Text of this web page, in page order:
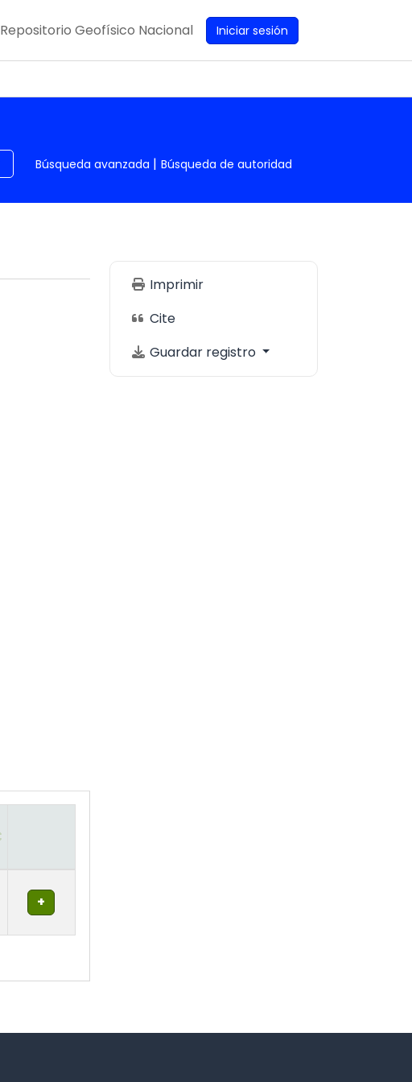
Repositorio Geofísico Nacional Iniciar sesión
Búsqueda avanzada Búsqueda de autoridad
Imprimir
Cite
Guardar registro